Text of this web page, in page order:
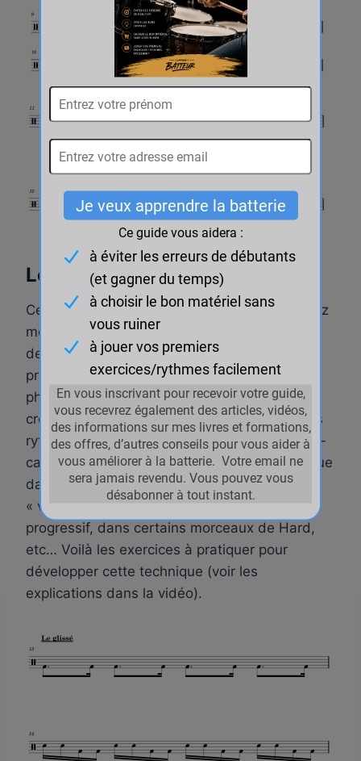
Le glissé
Cette technique permet d’aller vite. Vous aurez
moins de contrôle mais beaucoup plus de
dextérité. Personnellement, je l’utilise
principalement dans des breaks rapides (ex :
phrasés linéaires en sextolets ou triple-
croches) mais peut être aussi utilisé dans des
rythmes qui demandent des coups de grosse-
caisse rapides. On va retrouver cette technique
dans des styles qui demandent un peu de
« virtuosité » tel que le Jazz fusion, le Rock
progressif, dans certains morceaux de Hard,
etc… Voilà les exercices à pratiquer pour
développer cette technique (voir les
explications dans la vidéo).